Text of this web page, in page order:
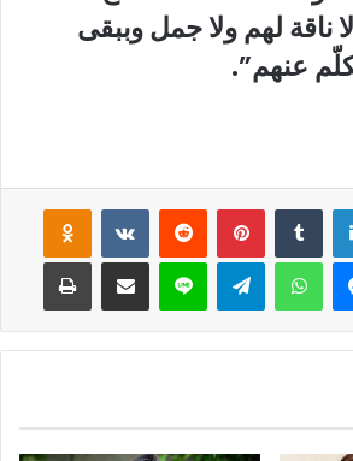
ناقة لهم ولا جمل وببقى
عنهم”.
لينكدإن بينتيريست
واتساب لاين